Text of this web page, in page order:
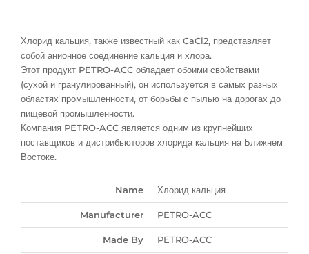
Хлорид кальция, также известный как CaCl2, представляет
собой анионное соединение кальция и хлора.
Этот продукт PETRO-ACC обладает обоими свойствами
(сухой и гранулированный), он используется в самых разных
областях промышленности, от борьбы с пылью на дорогах до
пищевой промышленности.
Компания PETRO-ACC является одним из крупнейших
поставщиков и дистрибьюторов хлорида кальция на Ближнем
Востоке.
Name Хлорид кальция
Manufacturer PETRO-ACC
Made By PETRO-ACC